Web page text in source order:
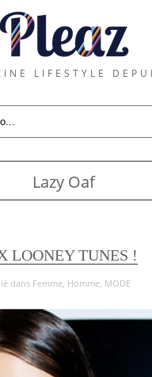
LIFESTYLE
Lazy Oaf
LOONEY TUNES !
dans Femme, Homme, MODE